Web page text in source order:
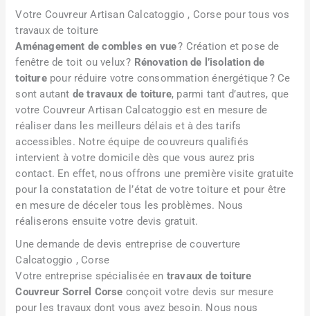
v
e
n
t
i
o
n
Votre Couvreur Artisan Calcatoggio , Corse pour tous vos
travaux de toiture
Aménagement de combles en vue? Création et pose de
fenêtre de toit ou velux ? Rénovation de l’isolation de
toiturepour réduire votre consommation énergétique ? Ce
sont autant de travaux de toiture, parmi tant d’autres, que
votre Couvreur Artisan Calcatoggio est en mesure de
réaliser dans les meilleurs délais et à des tarifs
accessibles. Notre équipe de couvreurs qualifiés
intervient à votre domicile dès que vous aurez pris
contact. En effet, nous offrons une première visite gratuite
pour la constatation de l’état de votre toiture et pour être
en mesure de déceler tous les problèmes. Nous
réaliserons ensuite votre devis gratuit.
Une demande de devis entreprise de couverture
Calcatoggio , Corse
Votre entreprise spécialisée en travaux de toiture
Couvreur Sorrel Corse conçoit votre devis sur mesure
pour les travaux dont vous avez besoin. Nous nous